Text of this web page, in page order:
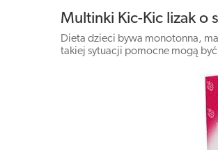
Multinki Kic-Kic lizak o
Dieta dzieci bywa monotonna,
takiej sytuacji pomocne mogą